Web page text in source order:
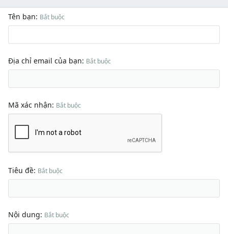
Tên bạn Bắt buộc
Địa chỉ email của bạn Bắt buộc
Mã xác nhận Bắt buộc
Tiêu đề Bắt buộc
Nội dung Bắt buộc